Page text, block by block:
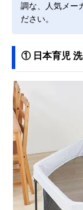
調な、人気メー
ださい。
① 日本育児 洗